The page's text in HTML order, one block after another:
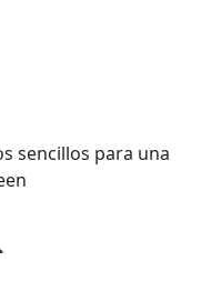
sencillos para una